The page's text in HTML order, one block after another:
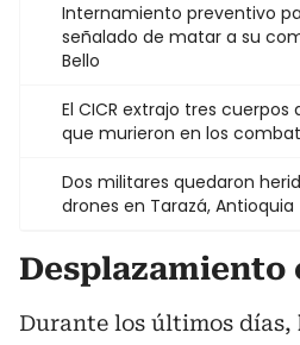
Internamiento preventivo
señalado de matar a su
Bello
El CICR extrajo tres
que murieron en los
Dos militares quedaron
drones en Tarazá, Antioquia
Desplazamiento
Durante los últimos días,